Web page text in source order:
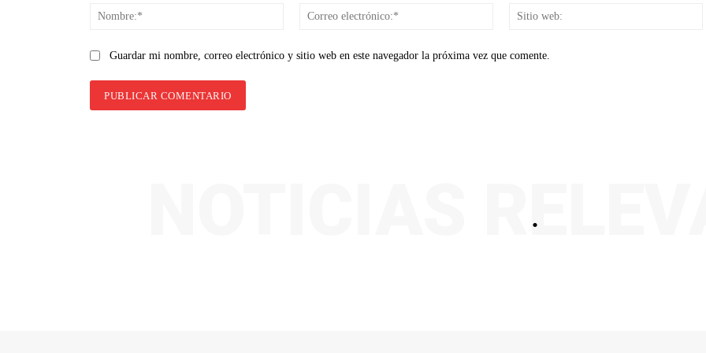
Nombre:*
Correo
Guardar mi nombre, correo electrónico y sitio web en este navegador la próxima vez que comente.
.
NOTICIAS